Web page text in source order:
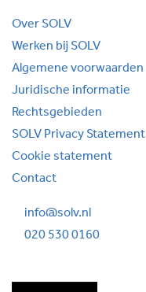
Over SOLV
Werken bij SOLV
Algemene voorwaarden
Juridische informatie
Rechtsgebieden
SOLV Privacy Statement
Cookie statement
Contact
info@solv.nl
020 530 0160